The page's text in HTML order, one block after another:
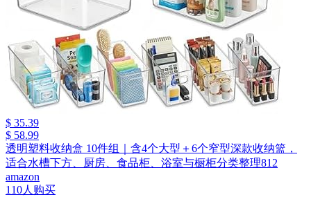
$ 35.39
$ 58.99
透明塑料收纳盒 10件组｜含4个大型＋6个窄型深款收纳篮，
适合水槽下方、厨房、食品柜、浴室与橱柜分类整理812
amazon
110人购买